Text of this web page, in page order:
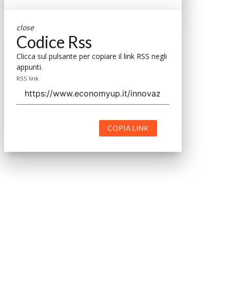
close
Codice Rss
Clicca sul pulsante per copiare il link RSS negli
appunti.
RSS link
COPIA LINK